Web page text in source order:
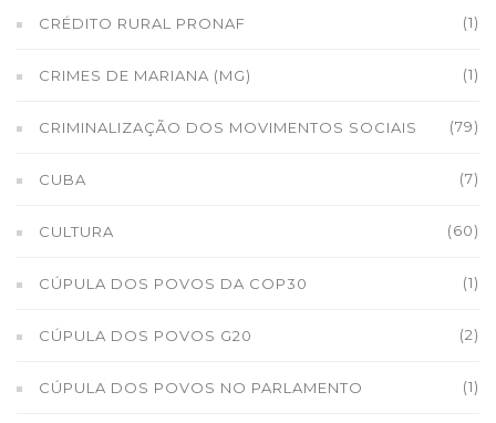
CRÉDITO RURAL PRONAF (1)
CRIMES DE MARIANA (MG) (1)
CRIMINALIZAÇÃO DOS MOVIMENTOS SOCIAIS (79)
CUBA (7)
CULTURA (60)
CÚPULA DOS POVOS DA COP30 (1)
CÚPULA DOS POVOS G20 (2)
CÚPULA DOS POVOS NO PARLAMENTO (1)